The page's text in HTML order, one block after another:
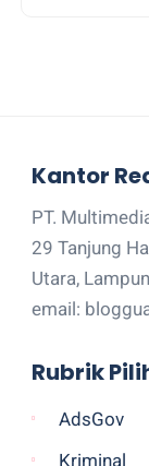
Kantor
PT.
29 Tanjung
Utara,
email:
Rubrik
AdsGov
Kriminal